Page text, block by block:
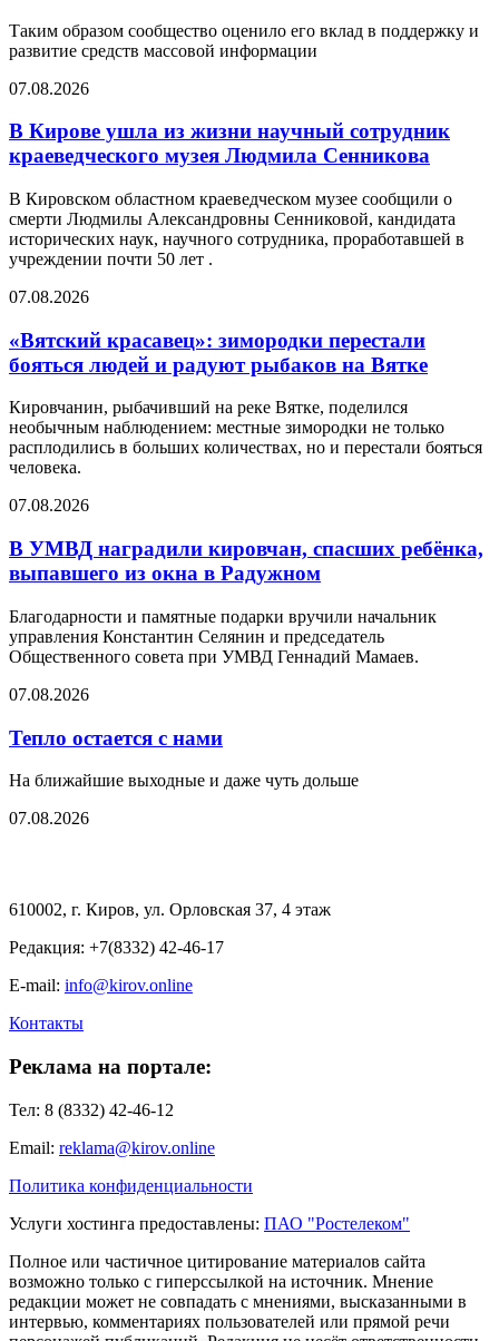
Таким образом сообщество оценило его вклад в поддержку и
развитие средств массовой информации
07.08.2026
В Кирове ушла из жизни научный сотрудник
краеведческого музея Людмила Сенникова
В Кировском областном краеведческом музее сообщили о
смерти Людмилы Александровны Сенниковой, кандидата
исторических наук, научного сотрудника, проработавшей в
учреждении почти 50 лет .
07.08.2026
«Вятский красавец»: зимородки перестали
бояться людей и радуют рыбаков на Вятке
Кировчанин, рыбачивший на реке Вятке, поделился
необычным наблюдением: местные зимородки не только
расплодились в больших количествах, но и перестали бояться
человека.
07.08.2026
В УМВД наградили кировчан, спасших ребёнка,
выпавшего из окна в Радужном
Благодарности и памятные подарки вручили начальник
управления Константин Селянин и председатель
Общественного совета при УМВД Геннадий Мамаев.
07.08.2026
Тепло остается с нами
На ближайшие выходные и даже чуть дольше
07.08.2026
610002, г. Киров, ул. Орловская 37, 4 этаж
Редакция: +7(8332) 42-46-17
E-mail: info@kirov.online
Контакты
Реклама на портале:
Тел: 8 (8332) 42-46-12
Email: reklama@kirov.online
Политика конфиденциальности
Услуги хостинга предоставлены: ПАО "Ростелеком"
Полное или частичное цитирование материалов сайта
возможно только с гиперссылкой на источник. Мнение
редакции может не совпадать с мнениями, высказанными в
интервью, комментариях пользователей или прямой речи